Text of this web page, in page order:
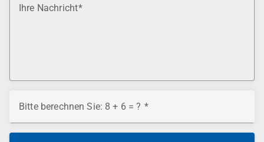
Ihre Nachricht
Bitte berechnen Sie: 8 + 6 = ?